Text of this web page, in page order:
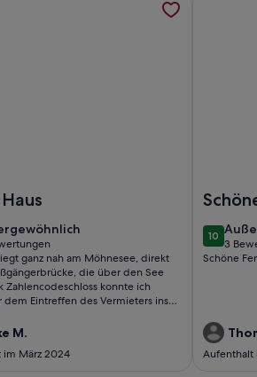
ganz nah am Möhnesee, direkt
die über den See
Zahlencodeschloss konnte ich
dem Eintreffen des Vermieters ins
eingerichtet, sogar ein Holzofen
vorhanden. Neben der
dem Haus gibt es eine weitere
M.
März 2024
1010 von 10
3
(3
Schöne
Aufenthalt